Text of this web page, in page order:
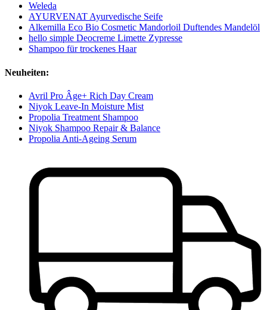
Weleda
AYURVENAT Ayurvedische Seife
Alkemilla Eco Bio Cosmetic Mandorloil Duftendes Mandelöl
hello simple Deocreme Limette Zypresse
Shampoo für trockenes Haar
Neuheiten:
Avril Pro Âge+ Rich Day Cream
Niyok Leave-In Moisture Mist
Propolia Treatment Shampoo
Niyok Shampoo Repair & Balance
Propolia Anti-Ageing Serum